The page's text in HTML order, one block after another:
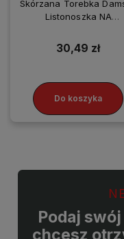
Skórzana Torebka
Listonoszka NA
30,49 zł
Do koszyka
Podaj
chcesz